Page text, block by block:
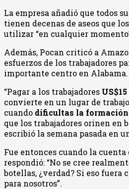
La empresa añadió que todos
tienen decenas de aseos que
utilizar “en cualquier
Además, Pocan criticó a
esfuerzos de los trabajadores
importante centro en Alabama.
“Pagar a los trabajadores
convierte en un lugar de
cuando dificultas la
que los trabajadores orinen en
escribió la semana pasada en
Fue entonces cuando la
respondió: “No se cree
botellas, ¿verdad? Si eso fuera
para nosotros”.